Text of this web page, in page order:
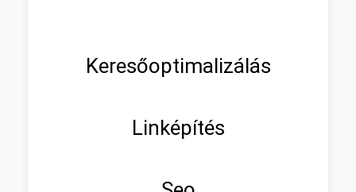
Keresőoptimalizálás
Linképítés